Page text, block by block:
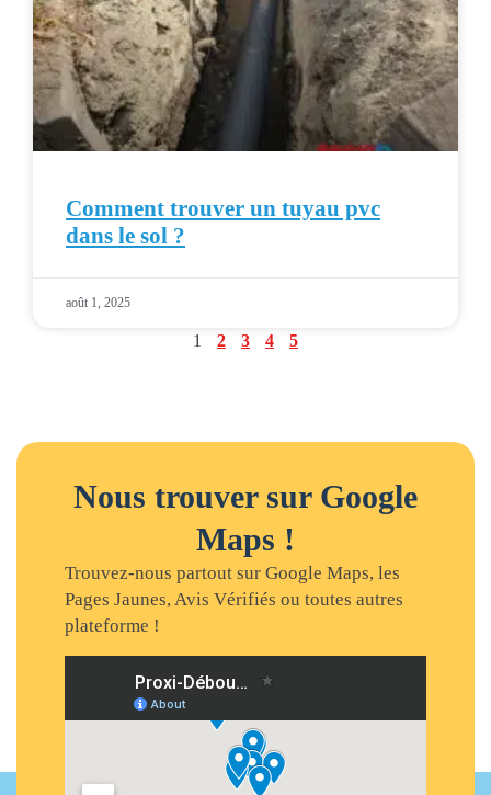
Comment trouver un tuyau pvc
dans le sol ?
août 1, 2025
1 2 3 4 5
Nous trouver sur Google
Maps !
Trouvez-nous partout sur Google Maps, les
Pages Jaunes, Avis Vérifiés ou toutes autres
plateforme !